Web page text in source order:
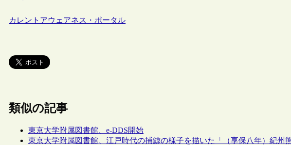
カレントアウェアネス・ポータル
類似の記事
東京大学附属図書館、e-DDS開始
東京大学附属図書館、江戸時代の捕鯨の様子を描いた「（享保八年）紀州